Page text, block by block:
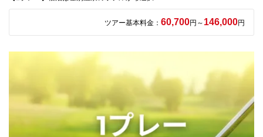
ツアー基本料金： 60,700円～ 146,000円